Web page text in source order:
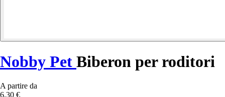
Nobby Pet Biberon per roditori
A partire da
6,30 €